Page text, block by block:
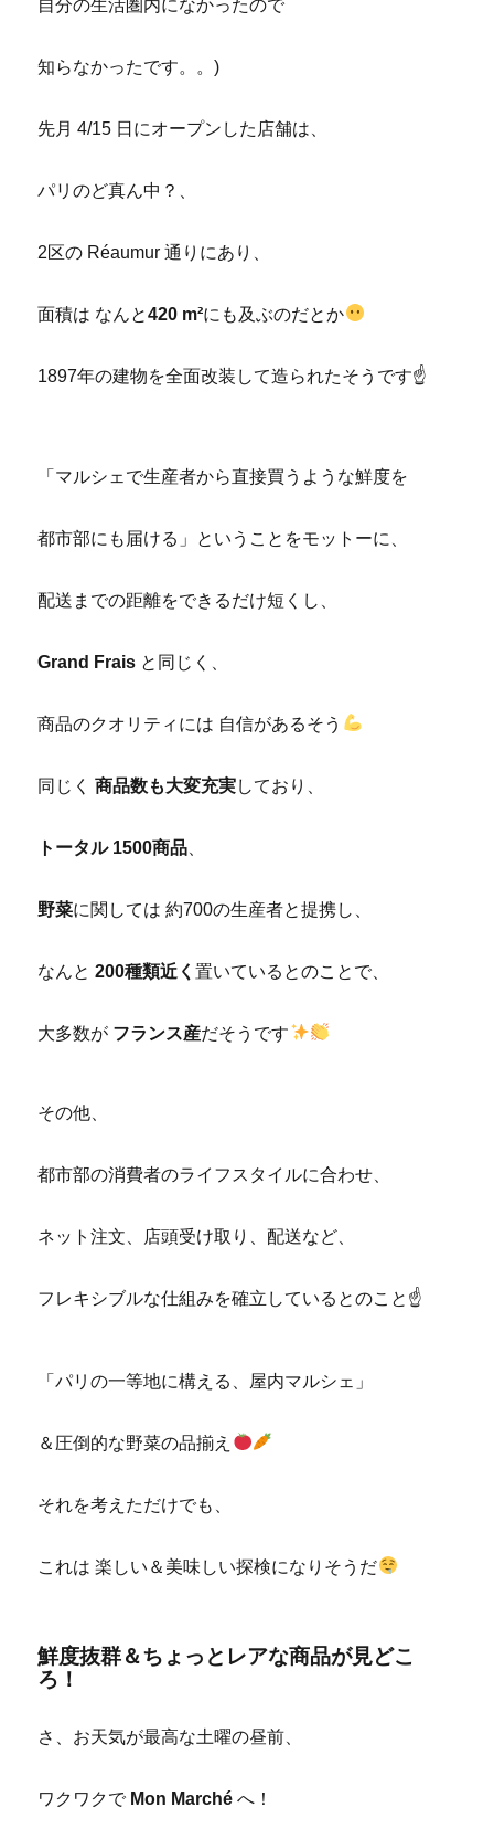
自分の生活圏内になかったので
知らなかったです。。)
先月 4/15 日にオープンした店舗は、
パリのど真ん中？、
2区の Réaumur 通りにあり、
面積は なんと420 m²にも及ぶのだとか
1897年の建物を全面改装して造られたそうです☝
「マルシェで生産者から直接買うような鮮度を
都市部にも届ける」ということをモットーに、
配送までの距離をできるだけ短くし、
Grand Frais と同じく、
商品のクオリティには 自信があるそう
同じく商品数も大変充実しており、
トータル 1500商品
野菜に関しては 約700の生産者と提携し、
なんと200種類近く置いているとのことで、
大多数が フランス産だそうです
その他、
都市部の消費者のライフスタイルに合わせ、
ネット注文、店頭受け取り、配送など、
フレキシブルな仕組みを確立しているとのこと☝
「パリの一等地に構える、屋内マルシェ」
＆圧倒的な野菜の品揃え
それを考えただけでも、
これは 楽しい＆美味しい探検になりそうだ
鮮度抜群＆ちょっとレアな商品が見どこ
ろ！
さ、お天気が最高な土曜の昼前、
ワクワクで Mon Marché へ！